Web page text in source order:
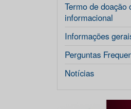
Termo de doação
informacional
Informações
Perguntas
Notícias